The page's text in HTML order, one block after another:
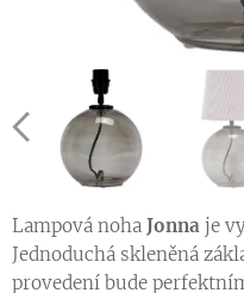
Lampová noha Jonna je
Jednoduchá skleněná
provedení bude